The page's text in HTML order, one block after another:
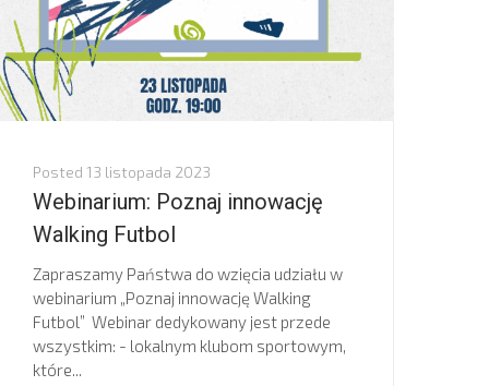
Posted 13 listopada 2023
Webinarium: Poznaj innowację
Walking Futbol
Zapraszamy Państwa do wzięcia udziału w
webinarium „Poznaj innowację Walking
Futbol” Webinar dedykowany jest przede
wszystkim: - lokalnym klubom sportowym,
które...